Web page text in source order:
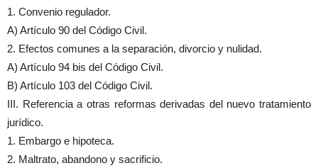
1. Convenio regulador.
A) Artículo 90 del Código Civil.
2. Efectos comunes a la separación, divorcio y nulidad.
A) Artículo 94 bis del Código Civil.
B) Artículo 103 del Código Civil.
III. Referencia a otras reformas derivadas del nuevo tratamiento
jurídico.
1. Embargo e hipoteca.
2. Maltrato, abandono y sacrificio.